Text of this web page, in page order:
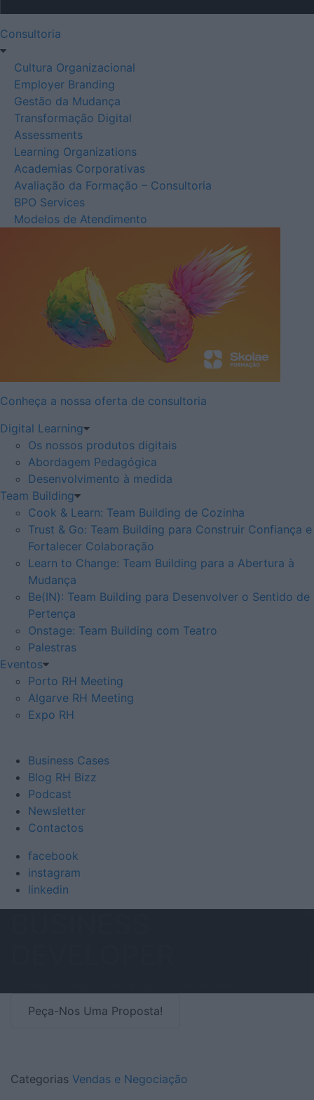
Consultoria
Cultura Organizacional
Employer Branding
Gestão da Mudança
Transformação Digital
Assessments
Learning Organizations
Academias Corporativas
Avaliação da Formação – Consultoria
BPO Services
Modelos de Atendimento
Conheça a nossa oferta de consultoria
Digital Learning
Os nossos produtos digitais
Abordagem Pedagógica
Desenvolvimento à medida
Team Building
Cook & Learn: Team Building de Cozinha
Trust & Go: Team Building para Construir Confiança e
Fortalecer Colaboração
Learn to Change: Team Building para a Abertura à
Mudança
Be(IN): Team Building para Desenvolver o Sentido de
Pertença
Onstage: Team Building com Teatro
Palestras
Eventos
Porto RH Meeting
Algarve RH Meeting
Expo RH
Business Cases
Blog RH Bizz
Podcast
Newsletter
Contactos
facebook
instagram
linkedin
Peça-Nos Uma Proposta!
Categorias Vendas e Negociação